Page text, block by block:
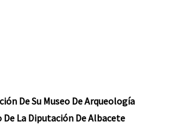
De Su Museo De Arqueología
La Diputación De Albacete